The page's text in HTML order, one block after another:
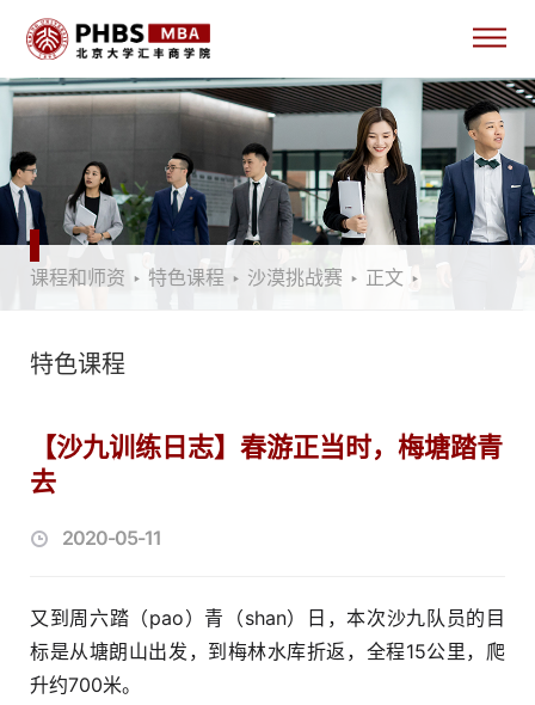
课程和师资 ‣ 特色课程 ‣ 沙漠挑战赛 ‣ 正文 ‣
特色课程
【沙九训练日志】春游正当时，梅塘踏青
去
2020-05-11
又到周六踏（pao）青（shan）日，本次沙九队员的目
标是从塘朗山出发，到梅林水库折返，全程15公里，爬
升约700米。